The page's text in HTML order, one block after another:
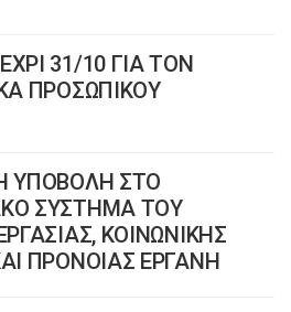
31/10 ΓΙΑ ΤΟΝ
ΠΡΟΣΩΠΙΚΟΥ
ΥΠΟΒΟΛΗ ΣΤΟ
ΣΥΣΤΗΜΑ ΤΟΥ
ΚΟΙΝΩΝΙΚΗΣ
ΠΡΟΝΟΙΑΣ ΕΡΓΑΝΗ